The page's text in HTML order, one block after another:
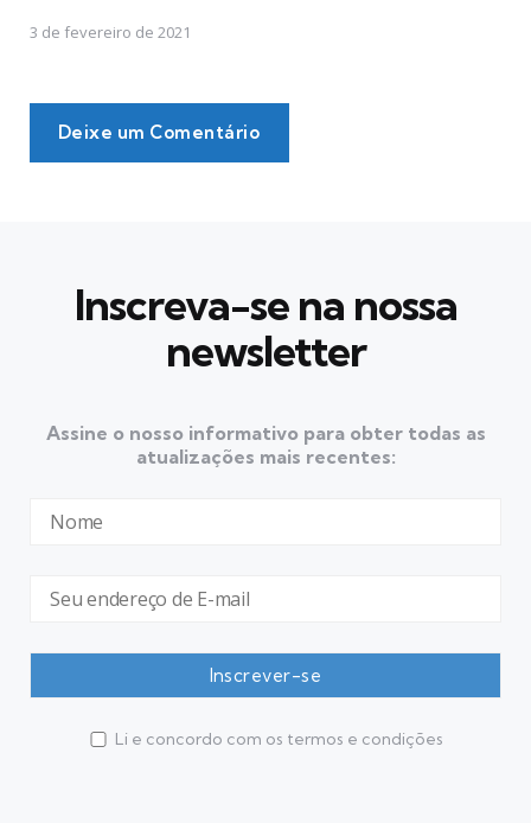
3 de fevereiro de 2021
Deixe um Comentário
Inscreva-se na nossa
newsletter
Assine o nosso informativo para obter todas as
atualizações mais recentes:
Li e concordo com os termos e condições